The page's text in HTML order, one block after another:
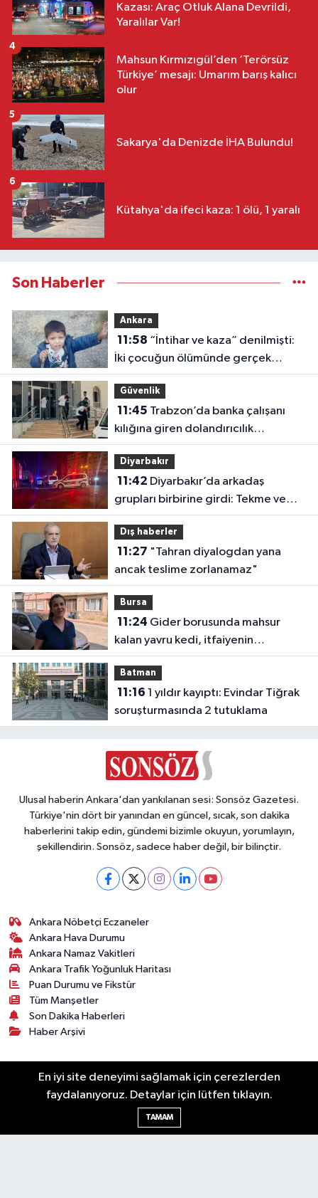
Kazası: Araç Otluk Alana Devrildi,
Yaralılar Var!
Mahsun Kırmızıgül’den ‘Terörsüz
Türkiye’ mesajı: Umarım barış kalıcı
olur
4
Sakarya'da Denizde İHA Bulundu!
5
Kütahya'da ifeci kaza: 1 ölü, 1 yaralı
6
Son Haberler
Ankara
11:58
İki çocuğun ölümünde gerçek
ortaya çıktı!
Güvenlik
11:45
kılığına giren dolandırıcılık
şebekesine operasyon: 5 tutuklama
Diyarbakır
11:42
grupları birbirine girdi: Tekme ve
yumruklar havada uçuştu
Dış haberler
11:27
ancak teslime zorlanamaz"
Bursa
11:24
kalan yavru kedi, itfaiyenin
müdahalesiyle kurtarıldı
Batman
11:16
soruşturmasında 2 tutuklama
Ulusal haberin Ankara'dan yankılanan sesi: Sonsöz Gazetesi.
Türkiye'nin dört bir yanından en güncel, sıcak, son dakika
haberlerini takip edin, gündemi bizimle okuyun, yorumlayın,
şekillendirin. Sonsöz, sadece haber değil, bir bilinçtir.
Ankara Nöbetçi Eczaneler
Ankara Hava Durumu
Ankara Namaz Vakitleri
Ankara Trafik Yoğunluk Haritası
Puan Durumu ve Fikstür
Tüm Manşetler
Son Dakika Haberleri
Haber Arşivi
Künye Ekonomi Gündem Yazarlar
Spor
Sonsöz Özel
En iyi site deneyimi sağlamak için çerezlerden
faydalanıyoruz. Detaylar için lütfen tıklayın.
TAMAM